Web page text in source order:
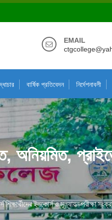
EMAIL
বার্ষিক প্রতিবেদন নির্দেশনাবলী
ইনকোর্স ও মূল্যায়ন পরীক্ষা